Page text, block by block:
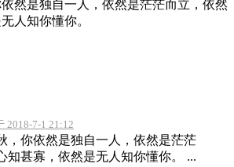
然是独自一人，依然是茫茫而立，依然
人知你懂你。
2018-7-1 21:12
，你依然是独自一人，依然是茫茫
知甚寡，依然是无人知你懂你。 ...